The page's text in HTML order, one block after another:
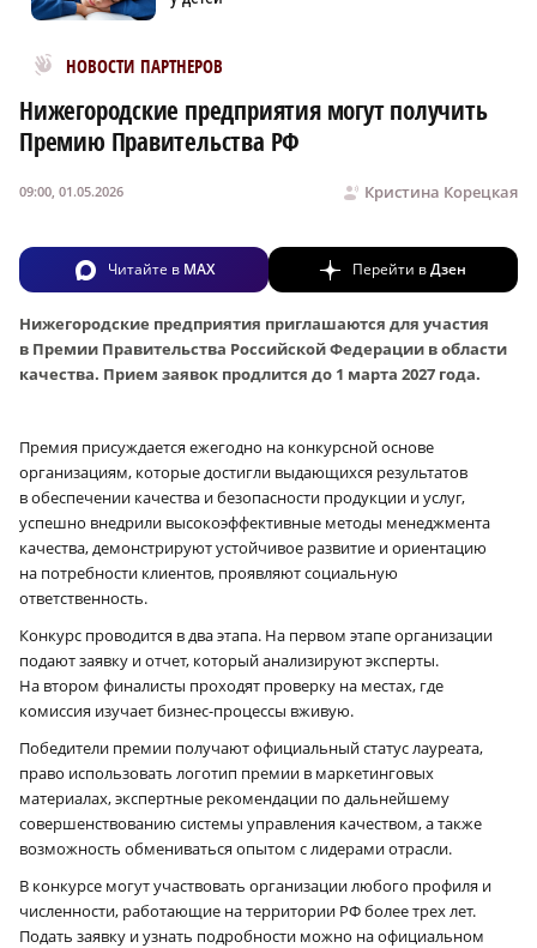
НОВОСТИ ПАРТНЕРОВ
Новости МирТесен
Нижегородские предприятия могут получить
Премию Правительства РФ
Кристина Корецкая
09:00, 01.05.2026
Читайте в MAX Перейти вДзен
Нижегородские предприятия приглашаются для участия
в Премии Правительства Российской Федерации в области
качества. Прием заявок продлится до 1 марта 2027 года.
Премия присуждается ежегодно на конкурсной основе
организациям, которые достигли выдающихся результатов
в обеспечении качества и безопасности продукции и услуг,
успешно внедрили высокоэффективные методы менеджмента
качества, демонстрируют устойчивое развитие и ориентацию
на потребности клиентов, проявляют социальную
ответственность.
Конкурс проводится в два этапа. На первом этапе организации
подают заявку и отчет, который анализируют эксперты.
На втором финалисты проходят проверку на местах, где
комиссия изучает бизнес-процессы вживую.
Победители премии получают официальный статус лауреата,
право использовать логотип премии в маркетинговых
материалах, экспертные рекомендации по дальнейшему
совершенствованию системы управления качеством, а также
возможность обмениваться опытом с лидерами отрасли.
В конкурсе могут участвовать организации любого профиля и
численности, работающие на территории РФ более трех лет.
Подать заявку и узнать подробности можно на официальном